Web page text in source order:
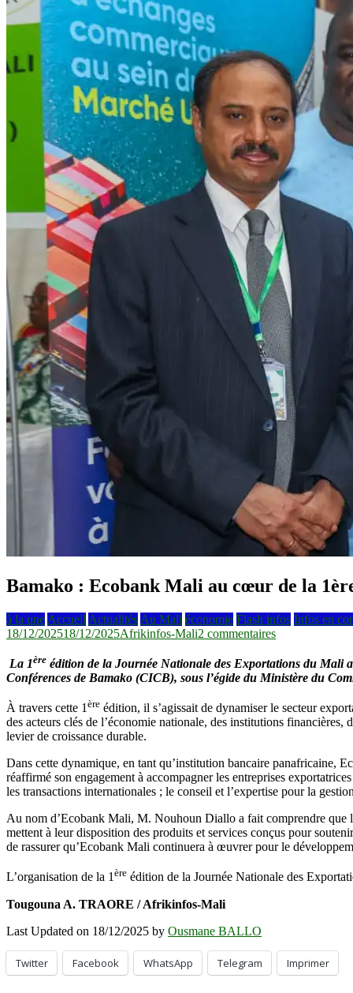
Bamako : Ecobank Mali au cœur de la
à la une Accueil Actualités Au Mali économie Flash infos Infos en
18/12/202518/12/2025Afrikinfos-Mali2 commentairessur
Ecobank
Mali
cœur
de
de
la
Journée
des
Exportations
La 1ère édition de la Journée Nationale des Exportations du Mali
Conférences de Bamako (CICB), sous l’égide du Ministère du
À travers cette 1ère édition, il s’agissait de dynamiser le secteur
des acteurs clés de l’économie nationale, des institutions
levier de croissance durable.
Dans cette dynamique, en tant qu’institution bancaire panafricaine,
réaffirmé son engagement à accompagner les entreprises
les transactions internationales ; le conseil et l’expertise pour la
Au nom d’Ecobank Mali, M. Nouhoun Diallo a fait comprendre que
mettent à leur disposition des produits et services conçus pour
de rassurer qu’Ecobank Mali continuera à œuvrer pour le
L’organisation de la 1ère édition de la Journée Nationale des
Tougouna A. TRAORE / Afrikinfos-Mali
Last Updated on 18/12/2025 by Ousmane BALLO
Twitter Facebook WhatsApp Telegram Imprimer